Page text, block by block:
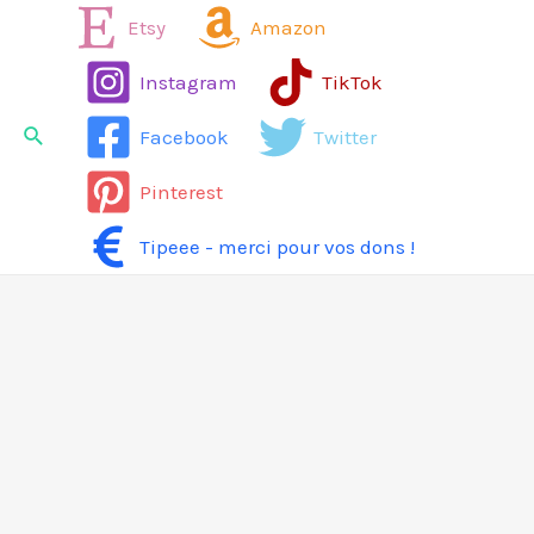
Rechercher
Etsy Amazon
Instagram TikTok
Facebook Twitter
Pinterest
Tipeee - merci pour vos dons !